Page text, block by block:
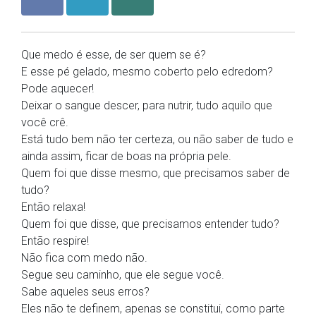
Que medo é esse, de ser quem se é?
E esse pé gelado, mesmo coberto pelo edredom?
Pode aquecer!
Deixar o sangue descer, para nutrir, tudo aquilo que
você crê.
Está tudo bem não ter certeza, ou não saber de tudo e
ainda assim, ficar de boas na própria pele.
Quem foi que disse mesmo, que precisamos saber de
tudo?
Então relaxa!
Quem foi que disse, que precisamos entender tudo?
Então respire!
Não fica com medo não.
Segue seu caminho, que ele segue você.
Sabe aqueles seus erros?
Eles não te definem, apenas se constitui, como parte